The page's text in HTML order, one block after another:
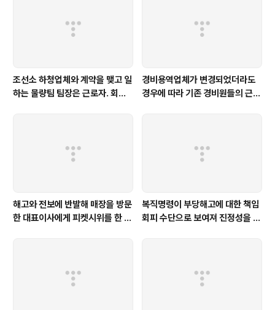
조선소 하청업체와 계약을 맺고 일
하는 물량팀 팀장은 근로자. 회식
경비용역업체가 변경되었더라도
경우에 따라 기존 경비원들의 근로
해고와 전보에 반발해 매장을 방문
한 대표이사에게 피켓시위를 한 행
복직명령이 부당해고에 대한 책임
회피 수단으로 보여져 진정성을 인